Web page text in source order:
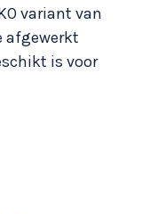
variant van
afgewerkt
is voor